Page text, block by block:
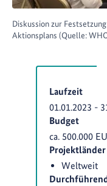
Diskussion zur
Aktionsplans (Quelle:
Laufzeit
01.01.2023 -
Budget
ca. 500.000
Projektländer
Weltweit